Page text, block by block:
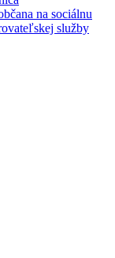
na sociálnu
služby